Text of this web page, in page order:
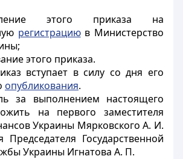
этого приказа на
регистрациюв Министерство
этого приказа.
вступает в силу со дня его
опубликования.
за выполнением настоящего
на первого заместителя
Украины Мярковского А. И.
Председателя Государственной
Украины Игнатова А. П.